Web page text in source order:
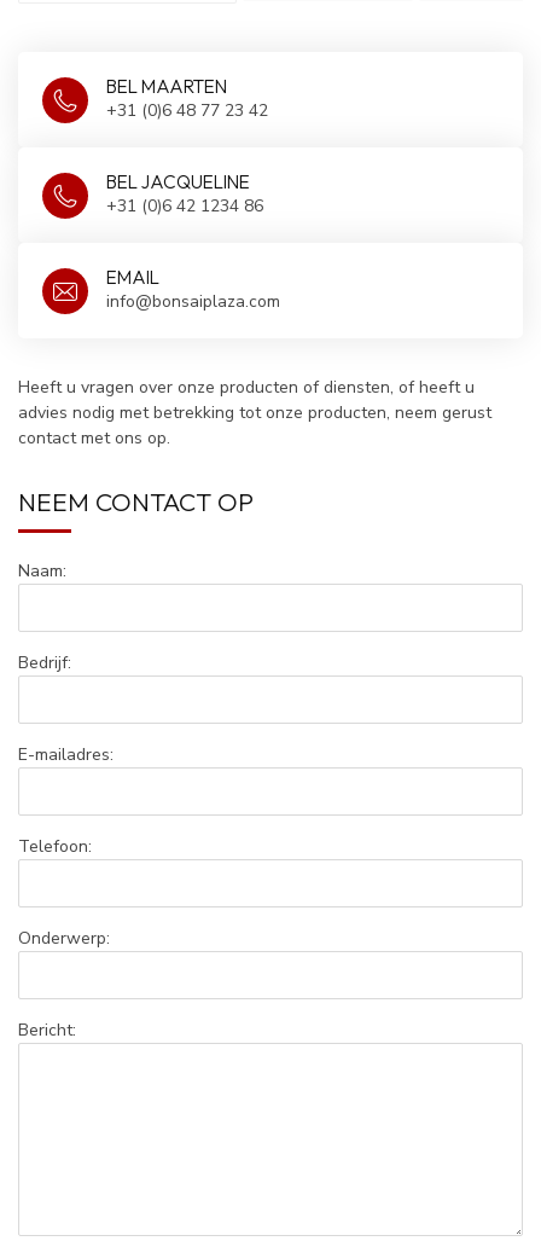
BEL MAARTEN
+31 (0)6 48 77 23 42
BEL JACQUELINE
+31 (0)6 42 1234 86
EMAIL
info@bonsaiplaza.com
Heeft u vragen over onze producten of diensten, of heeft u
advies nodig met betrekking tot onze producten, neem gerust
contact met ons op.
NEEM CONTACT OP
Naam:
Bedrijf:
E-mailadres:
Telefoon:
Onderwerp:
Bericht: